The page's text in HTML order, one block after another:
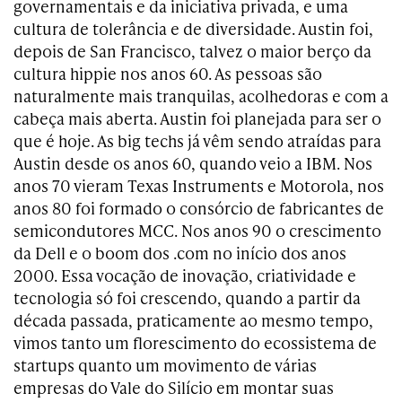
governamentais e da iniciativa privada, e uma
cultura de tolerância e de diversidade. Austin foi,
depois de San Francisco, talvez o maior berço da
cultura hippie nos anos 60. As pessoas são
naturalmente mais tranquilas, acolhedoras e com a
cabeça mais aberta. Austin foi planejada para ser o
que é hoje. As big techs já vêm sendo atraídas para
Austin desde os anos 60, quando veio a IBM. Nos
anos 70 vieram Texas Instruments e Motorola, nos
anos 80 foi formado o consórcio de fabricantes de
semicondutores MCC. Nos anos 90 o crescimento
da Dell e o boom dos .com no início dos anos
2000. Essa vocação de inovação, criatividade e
tecnologia só foi crescendo, quando a partir da
década passada, praticamente ao mesmo tempo,
vimos tanto um florescimento do ecossistema de
startups quanto um movimento de várias
empresas do Vale do Silício em montar suas